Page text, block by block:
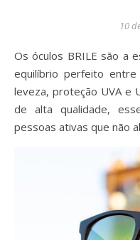
10
Os óculos BRILE são a escolha ideal para quem busca um
equilíbrio perfeito entre
leveza, proteção UVA e
de alta qualidade,
pessoas ativas que não